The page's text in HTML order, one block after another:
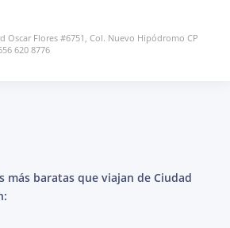
Oscar Flores #6751, Col. Nuevo Hipódromo CP
620 8776
más baratas que viajan de Ciudad